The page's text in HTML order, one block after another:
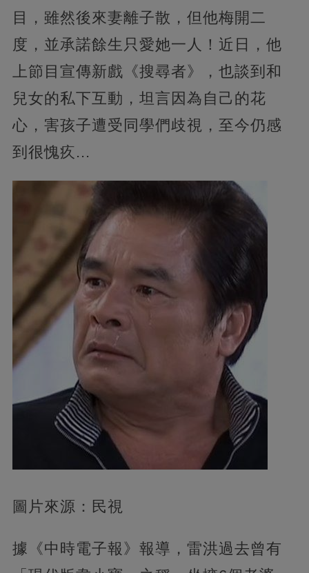
目，雖然後來妻離子散，但他梅開二
度，並承諾餘生只愛她一人！近日，他
上節目宣傳新戲《搜尋者》，也談到和
兒女的私下互動，坦言因為自己的花
心，害孩子遭受同學們歧視，至今仍感
到很愧疚...
圖片來源：民視
據《中時電子報》報導，雷洪過去曾有